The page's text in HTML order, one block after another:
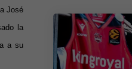
José
la
a su